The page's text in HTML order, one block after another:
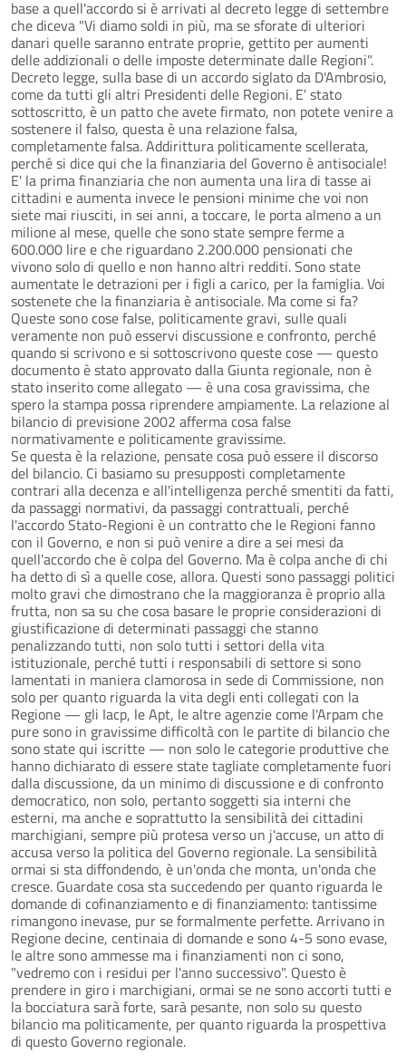
base a quell'accordo si è arrivati al decreto legge di settembre
che diceva "Vi diamo soldi in più, ma se sforate di ulteriori
danari quelle saranno entrate proprie, gettito per aumenti
delle addizionali o delle imposte determinate dalle Regioni".
Decreto legge, sulla base di un accordo siglato da D'Ambrosio,
come da tutti gli altri Presidenti delle Regioni. E' stato
sottoscritto, è un patto che avete firmato, non potete venire a
sostenere il falso, questa è una relazione falsa,
completamente falsa. Addirittura politicamente scellerata,
perché si dice qui che la finanziaria del Governo è antisociale!
E' la prima finanziaria che non aumenta una lira di tasse ai
cittadini e aumenta invece le pensioni minime che voi non
siete mai riusciti, in sei anni, a toccare, le porta almeno a un
milione al mese, quelle che sono state sempre ferme a
600.000 lire e che riguardano 2.200.000 pensionati che
vivono solo di quello e non hanno altri redditi. Sono state
aumentate le detrazioni per i figli a carico, per la famiglia. Voi
sostenete che la finanziaria è antisociale. Ma come si fa?
Queste sono cose false, politicamente gravi, sulle quali
veramente non può esservi discussione e confronto, perché
quando si scrivono e si sottoscrivono queste cose — questo
documento è stato approvato dalla Giunta regionale, non è
stato inserito come allegato — è una cosa gravissima, che
spero la stampa possa riprendere ampiamente. La relazione al
bilancio di previsione 2002 afferma cosa false
normativamente e politicamente gravissime.
Se questa è la relazione, pensate cosa può essere il discorso
del bilancio. Ci basiamo su presupposti completamente
contrari alla decenza e all'intelligenza perché smentiti da fatti,
da passaggi normativi, da passaggi contrattuali, perché
l'accordo Stato-Regioni è un contratto che le Regioni fanno
con il Governo, e non si può venire a dire a sei mesi da
quell'accordo che è colpa del Governo. Ma è colpa anche di chi
ha detto di sì a quelle cose, allora. Questi sono passaggi politici
molto gravi che dimostrano che la maggioranza è proprio alla
frutta, non sa su che cosa basare le proprie considerazioni di
giustificazione di determinati passaggi che stanno
penalizzando tutti, non solo tutti i settori della vita
istituzionale, perché tutti i responsabili di settore si sono
lamentati in maniera clamorosa in sede di Commissione, non
solo per quanto riguarda la vita degli enti collegati con la
Regione — gli Iacp, le Apt, le altre agenzie come l'Arpam che
pure sono in gravissime difficoltà con le partite di bilancio che
sono state qui iscritte — non solo le categorie produttive che
hanno dichiarato di essere state tagliate completamente fuori
dalla discussione, da un minimo di discussione e di confronto
democratico, non solo, pertanto soggetti sia interni che
esterni, ma anche e soprattutto la sensibilità dei cittadini
marchigiani, sempre più protesa verso un j'accuse, un atto di
accusa verso la politica del Governo regionale. La sensibilità
ormai si sta diffondendo, è un'onda che monta, un'onda che
cresce. Guardate cosa sta succedendo per quanto riguarda le
domande di cofinanziamento e di finanziamento: tantissime
rimangono inevase, pur se formalmente perfette. Arrivano in
Regione decine, centinaia di domande e sono 4-5 sono evase,
le altre sono ammesse ma i finanziamenti non ci sono,
"vedremo con i residui per l'anno successivo". Questo è
prendere in giro i marchigiani, ormai se ne sono accorti tutti e
la bocciatura sarà forte, sarà pesante, non solo su questo
bilancio ma politicamente, per quanto riguarda la prospettiva
di questo Governo regionale.